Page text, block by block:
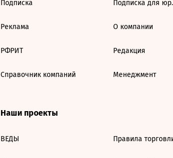
Подписка
Реклама
РФРИТ
Справочник компаний
Подписка для
О компании
Редакция
Менеджмент
Наши проекты
ВЕДЫ Правила